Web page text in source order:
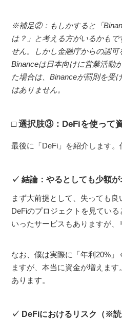
※補足②：もしかすると「
は？」と考える方がいるかも
せん。しかし金融庁からの認可
Binanceは日本向けに営業活動
た場合は、Binanceが罰則を受
はありません。
選択肢③：DeFiを使って
最後に「DeFi」を紹介します。
結論：やるとしても少額が
まず大前提として、失っても良
DeFiのプロジェクトを見てい
いったサービスもありますが、
なお、僕は実際に「年利20%」
ますが、本当に資金が増えま
あります。
DeFiにおけるリスク（※読